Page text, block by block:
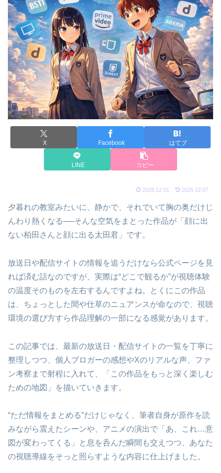
X Facebook はてブ
LINE コピー
2025.12.01 2025.12.07
夕暮れの教室みたいに、静かで、それでいて胸の奥だけじ
んわり熱くなる──そんな空気をまとった作品が「顔に出
ない柏田さんと顔に出る太田君」です。
放送日や配信サイトの情報を追うだけなら公式ページを見
れば済む話なのですが、実際は“どこで観るか”が視聴体験
の温度そのものを左右するんですよね。とくにこの作品
は、ちょっとした間や仕草のニュアンスが命なので、視聴
環境の選び方すら作品理解の一部になる感覚があります。
この記事では、最新の放送日・配信サイトの一覧を丁寧に
整理しつつ、個人ブロガーの感想やXのリアルな声、ファ
ン考察まで射程に入れて、「この作品をもっと深く楽しむ
ための地図」を描いていきます。
“ただ情報をまとめる”だけじゃなく、筆者自身が原作を読
みながら震えたシーンや、アニメの演出で「あ、これ…意
図が変わってくる」と息を呑んだ瞬間も交えつつ、あなた
の視聴導線をそっと照らすような内容に仕上げました。